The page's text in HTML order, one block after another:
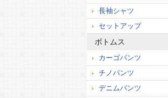
長袖シャツ
セットアップ
ボトムス
カーゴパンツ
チノパンツ
デニムパンツ